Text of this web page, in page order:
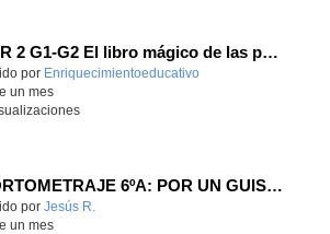
SUR 2 G1-G2 El libro mágico de las preguntas imposibles.
educativo.
por Enriquecimientoeducativo-
un mes
CORTOMETRAJE 6ºA: POR UN GUISANTE NO TAN TIERNO
educativo.
por Jesús R.
un mes